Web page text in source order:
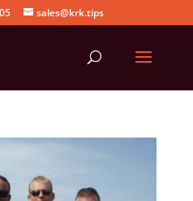
sales@krk.tips